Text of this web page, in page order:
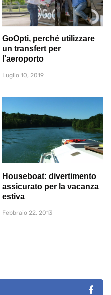
GoOpti, perché utilizzare
un transfert per
l'aeroporto
Luglio 10, 2019
Houseboat: divertimento
assicurato per la vacanza
estiva
Febbraio 22, 2013